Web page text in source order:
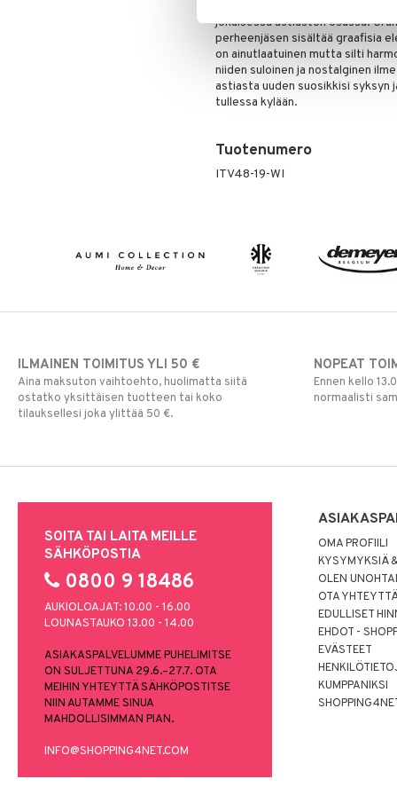
lasikoristeet ja tammenterhot,
jokaisessa astiaston osassa.
perheenjäsen sisältää graafisia
on ainutlaatuinen mutta silti
niiden suloinen ja nostalginen
astiasta uuden suosikkisi syksyn
tullessa kylään.
Tuotenumero
ITV48-19-WI
ILMAINEN TOIMITUS YLI 50 €
Aina maksuton vaihtoehto, huolimatta siitä
ostatko yksittäisen tuotteen tai koko
tilauksellesi joka ylittää 50 €.
NOPEAT
Ennen kello
normaalisti
SOITA TAI LAITA MEILLE
SÄHKÖPOSTIA
0800 9 18486
AUKIOLOAJAT: 10.00 - 16.00
LOUNASTAUKO 13.00 - 14.00
ASIAKASPALVELUMME PUHELIMITSE
ON SULJETTUNA 29.6.–27.7. OTA
MEIHIN YHTEYTTÄ SÄHKÖPOSTITSE
NIIN AUTAMME SINUA
MAHDOLLISIMMAN PIAN.
INFO@SHOPPING4NET.COM
OMA PROFIILI
KYSYMYKSIÄ
OLEN
OTA
EDULLISET
EHDOT -
EVÄSTEET
KUMPPANIKSI